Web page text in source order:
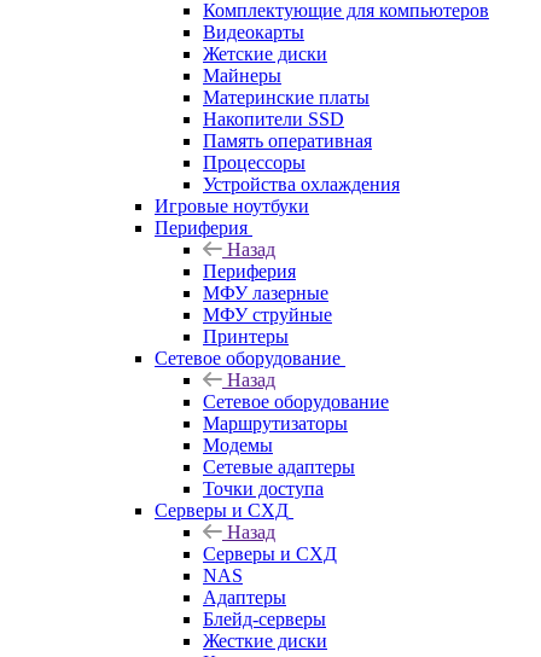
Комплектующие для компьютеров
Видеокарты
Жетские диски
Майнеры
Материнские платы
Накопители SSD
Память оперативная
Процессоры
Устройства охлаждения
Игровые ноутбуки
Периферия
Назад
Периферия
МФУ лазерные
МФУ струйные
Принтеры
Сетевое оборудование
Назад
Сетевое оборудование
Маршрутизаторы
Модемы
Сетевые адаптеры
Точки доступа
Серверы и СХД
Назад
Серверы и СХД
NAS
Адаптеры
Блейд-серверы
Жесткие диски